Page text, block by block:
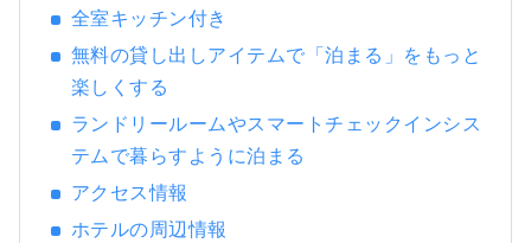
全室キッチン付き
無料の貸し出しアイテムで「泊まる」をもっと
楽しくする
ランドリールームやスマートチェックインシス
テムで暮らすように泊まる
アクセス情報
ホテルの周辺情報